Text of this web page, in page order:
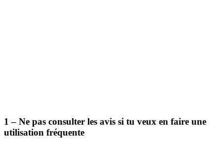
1 – Ne pas consulter les avis si tu veux en faire une
utilisation fréquente